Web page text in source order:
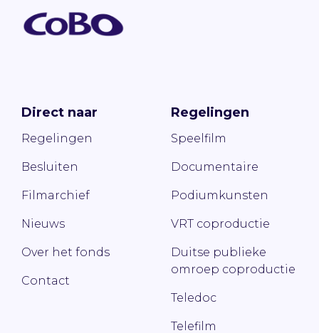
Direct naar
Regelingen
Besluiten
Filmarchief
Nieuws
Over het fonds
Contact
Regelingen
Speelfilm
Documentaire
Podiumkunsten
VRT coproductie
Duitse publieke
omroep coproductie
Teledoc
Telefilm